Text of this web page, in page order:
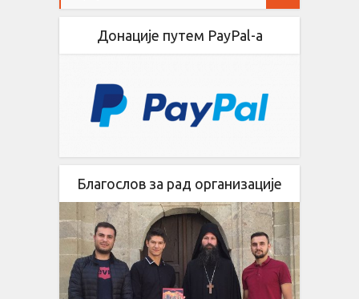
Донације путем PayPal-a
Благослов за рад организације